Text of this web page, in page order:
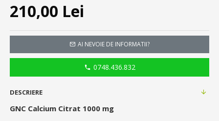
210,00 Lei
AI NEVOIE DE INFORMATII?
0748.436.832
DESCRIERE
GNC Calcium Citrat 1000 mg